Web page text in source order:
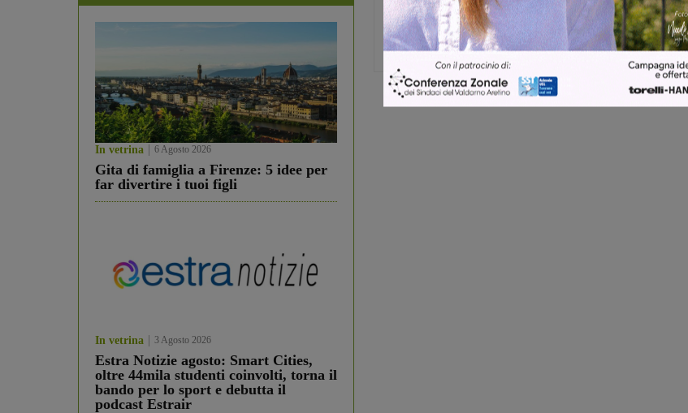
In vetrina 6 Agosto 2026
Gita di famiglia a Firenze: 5 idee per
far divertire i tuoi figli
In vetrina 3 Agosto 2026
Estra Notizie agosto: Smart Cities,
oltre 44mila studenti coinvolti, torna il
bando per lo sport e debutta il
podcast Estrair
Capo redattore